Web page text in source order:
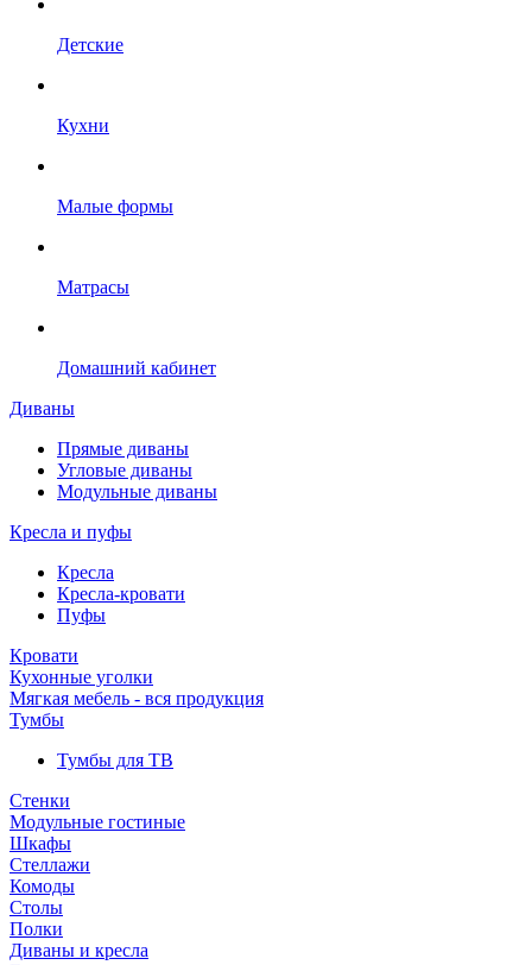
Детские
Кухни
Малые формы
Матрасы
Домашний кабинет
Диваны
Прямые диваны
Угловые диваны
Модульные диваны
Кресла и пуфы
Кресла
Кресла-кровати
Пуфы
Кровати
Кухонные уголки
Мягкая мебель - вся продукция
Тумбы
Тумбы для ТВ
Стенки
Модульные гостиные
Шкафы
Стеллажи
Комоды
Столы
Полки
Диваны и кресла